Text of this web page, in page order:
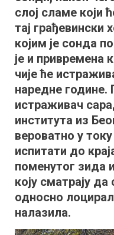
године
слој сламе који
тај
којим је сонда
је и привремена
чије ће
наредне године.
истраживач
института из
вероватно у
испитати до
поменутог зида
коју сматрају
односно
налазила.